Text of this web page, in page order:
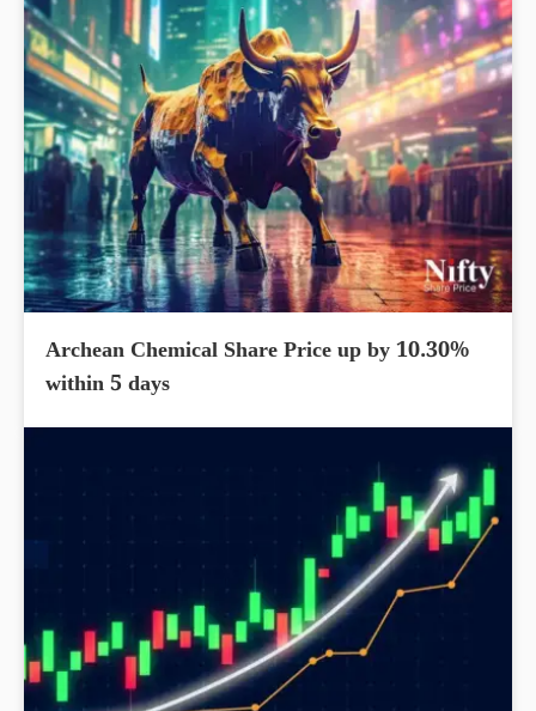
Archean Chemical Share Price up by 10.30%
within 5 days